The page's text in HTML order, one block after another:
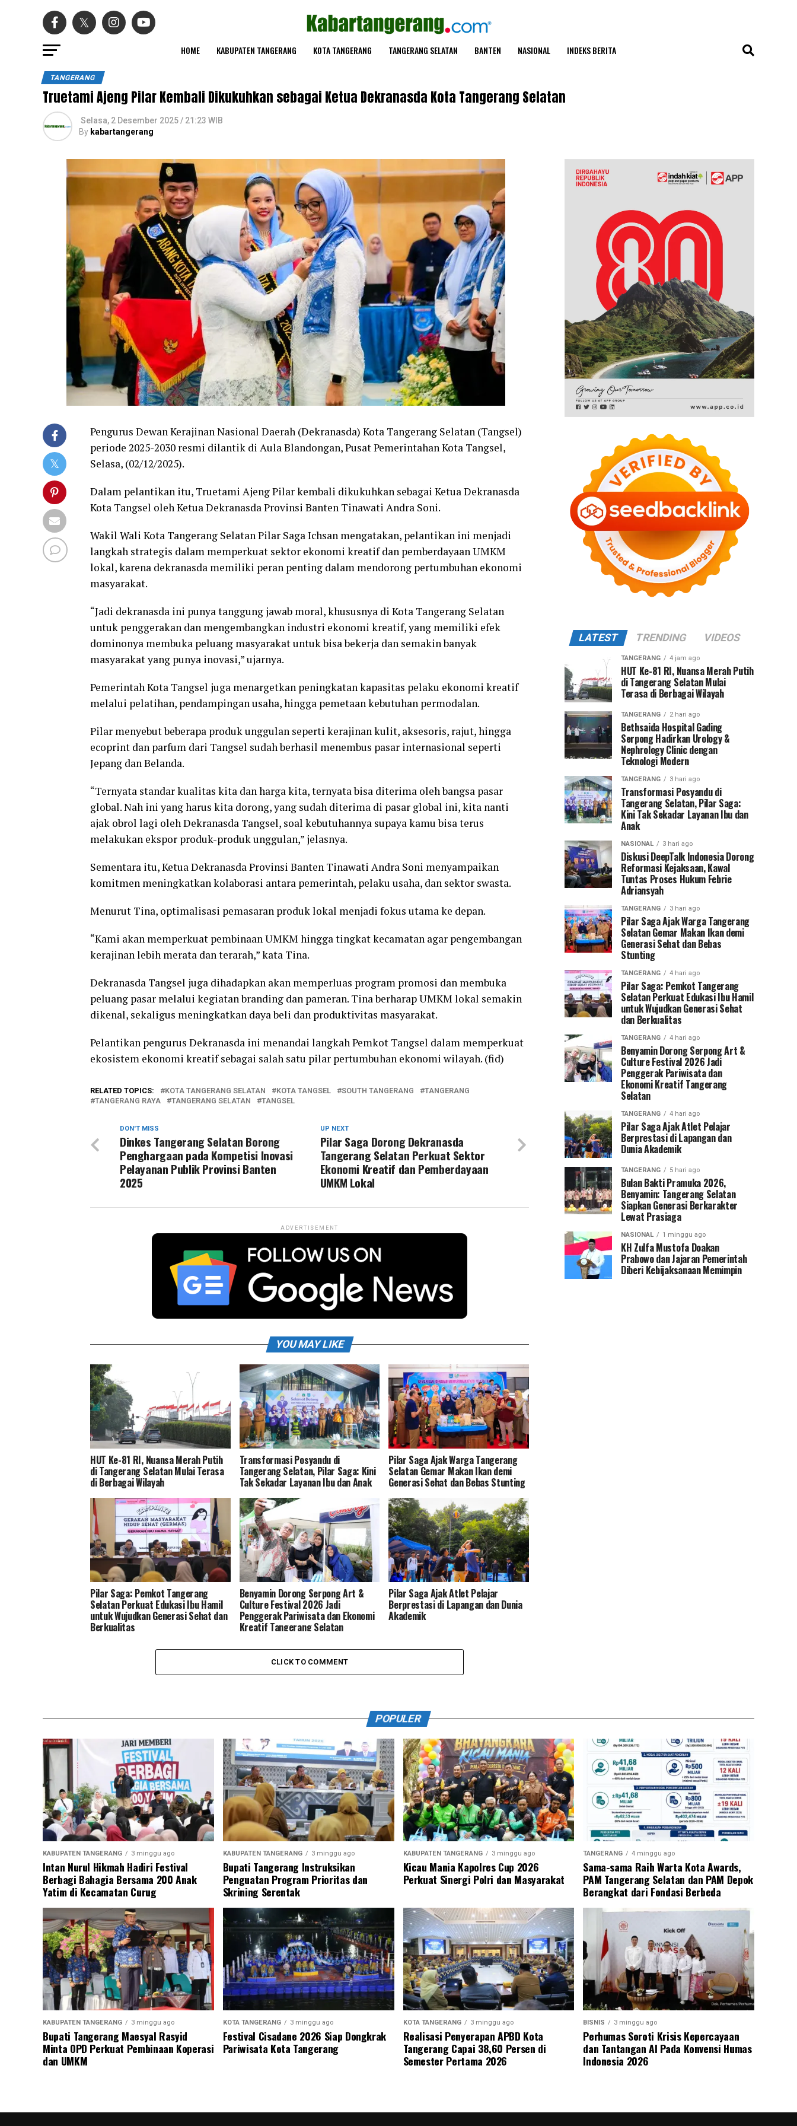
HOME KABUPATEN TANGERANG KOTA TANGERANG TANGERANG SELATAN BANTEN NASIONAL INDEKS BERITA
TANGERANG
Truetami Ajeng Pilar Kembali Dikukuhkan sebagai Ketua Dekranasda Kota Tangerang Selatan
Selasa, 2 Desember 2025 / 21:23 WIB
By kabartangerang
Pengurus Dewan Kerajinan Nasional Daerah (Dekranasda) Kota Tangerang Selatan (Tangsel)
periode 2025-2030 resmi dilantik di Aula Blandongan, Pusat Pemerintahan Kota Tangsel,
Selasa, (02/12/2025).
Dalam pelantikan itu, Truetami Ajeng Pilar kembali dikukuhkan sebagai Ketua Dekranasda
Kota Tangsel oleh Ketua Dekranasda Provinsi Banten Tinawati Andra Soni.
Wakil Wali Kota Tangerang Selatan Pilar Saga Ichsan mengatakan, pelantikan ini menjadi
langkah strategis dalam memperkuat sektor ekonomi kreatif dan pemberdayaan UMKM
lokal, karena dekranasda memiliki peran penting dalam mendorong pertumbuhan ekonomi
masyarakat.
“Jadi dekranasda ini punya tanggung jawab moral, khususnya di Kota Tangerang Selatan
untuk penggerakan dan mengembangkan industri ekonomi kreatif, yang memiliki efek
dominonya membuka peluang masyarakat untuk bisa bekerja dan semakin banyak
masyarakat yang punya inovasi,” ujarnya.
Pemerintah Kota Tangsel juga menargetkan peningkatan kapasitas pelaku ekonomi kreatif
melalui pelatihan, pendampingan usaha, hingga pemetaan kebutuhan permodalan.
Pilar menyebut beberapa produk unggulan seperti kerajinan kulit, aksesoris, rajut, hingga
ecoprint dan parfum dari Tangsel sudah berhasil menembus pasar internasional seperti
Jepang dan Belanda.
“Ternyata standar kualitas kita dan harga kita, ternyata bisa diterima oleh bangsa pasar
global. Nah ini yang harus kita dorong, yang sudah diterima di pasar global ini, kita nanti
ajak obrol lagi oleh Dekranasda Tangsel, soal kebutuhannya supaya kamu bisa terus
melakukan ekspor produk-produk unggulan,” jelasnya.
Sementara itu, Ketua Dekranasda Provinsi Banten Tinawati Andra Soni menyampaikan
komitmen meningkatkan kolaborasi antara pemerintah, pelaku usaha, dan sektor swasta.
Menurut Tina, optimalisasi pemasaran produk lokal menjadi fokus utama ke depan.
“Kami akan memperkuat pembinaan UMKM hingga tingkat kecamatan agar pengembangan
kerajinan lebih merata dan terarah,” kata Tina.
Dekranasda Tangsel juga dihadapkan akan memperluas program promosi dan membuka
peluang pasar melalui kegiatan branding dan pameran. Tina berharap UMKM lokal semakin
dikenal, sekaligus meningkatkan daya beli dan produktivitas masyarakat.
Pelantikan pengurus Dekranasda ini menandai langkah Pemkot Tangsel dalam memperkuat
ekosistem ekonomi kreatif sebagai salah satu pilar pertumbuhan ekonomi wilayah. (fid)
RELATED TOPICS: KOTA TANGERANG SELATAN KOTA TANGSEL SOUTH TANGERANG
TANGERANG
TANGERANG RAYA
TANGERANG SELATAN TANGSEL
UP NEXT
Pilar Saga Dorong Dekranasda
Tangerang Selatan Perkuat Sektor
Ekonomi Kreatif dan Pemberdayaan
UMKM Lokal
DON'T MISS
Dinkes Tangerang Selatan Borong
Penghargaan pada Kompetisi Inovasi
Pelayanan Publik Provinsi Banten
2025
ADVERTISEMENT
YOU MAY LIKE
HUT Ke-81 RI, Nuansa Merah Putih
di Tangerang Selatan Mulai Terasa
di Berbagai Wilayah
Transformasi Posyandu di
Tangerang Selatan, Pilar Saga: Kini
Tak Sekadar Layanan Ibu dan Anak
Pilar Saga Ajak Warga Tangerang
Selatan Gemar Makan Ikan demi
Generasi Sehat dan Bebas Stunting
Pilar Saga: Pemkot Tangerang
Selatan Perkuat Edukasi Ibu Hamil
untuk Wujudkan Generasi Sehat dan
Berkualitas
Benyamin Dorong Serpong Art &
Culture Festival 2026 Jadi
Penggerak Pariwisata dan Ekonomi
Kreatif Tangerang Selatan
Pilar Saga Ajak Atlet Pelajar
Berprestasi di Lapangan dan Dunia
Akademik
CLICK TO COMMENT
LATEST TRENDING VIDEOS
TANGERANG 4 jam ago
HUT Ke-81 RI, Nuansa Merah Putih
di Tangerang Selatan Mulai
Terasa di Berbagai Wilayah
TANGERANG 2 hari ago
Bethsaida Hospital Gading
Serpong Hadirkan Urology &
Nephrology Clinic dengan
Teknologi Modern
TANGERANG 3 hari ago
Transformasi Posyandu di
Tangerang Selatan, Pilar Saga:
Kini Tak Sekadar Layanan Ibu dan
Anak
NASIONAL 3 hari ago
Diskusi DeepTalk Indonesia Dorong
Reformasi Kejaksaan, Kawal
Tuntas Proses Hukum Febrie
Adriansyah
TANGERANG 3 hari ago
Pilar Saga Ajak Warga Tangerang
Selatan Gemar Makan Ikan demi
Generasi Sehat dan Bebas
Stunting
TANGERANG 4 hari ago
Pilar Saga: Pemkot Tangerang
Selatan Perkuat Edukasi Ibu Hamil
untuk Wujudkan Generasi Sehat
dan Berkualitas
TANGERANG 4 hari ago
Benyamin Dorong Serpong Art &
Culture Festival 2026 Jadi
Penggerak Pariwisata dan
Ekonomi Kreatif Tangerang
Selatan
TANGERANG 4 hari ago
Pilar Saga Ajak Atlet Pelajar
Berprestasi di Lapangan dan
Dunia Akademik
TANGERANG 5 hari ago
Bulan Bakti Pramuka 2026,
Benyamin: Tangerang Selatan
Siapkan Generasi Berkarakter
Lewat Prasiaga
NASIONAL 1 minggu ago
KH Zulfa Mustofa Doakan
Prabowo dan Jajaran Pemerintah
Diberi Kebijaksanaan Memimpin
POPULER
KABUPATEN TANGERANG 3 minggu ago
Intan Nurul Hikmah Hadiri Festival
Berbagi Bahagia Bersama 200 Anak
Yatim di Kecamatan Curug
KABUPATEN TANGERANG 3 minggu ago
Bupati Tangerang Instruksikan
Penguatan Program Prioritas dan
Skrining Serentak
KABUPATEN TANGERANG 3 minggu ago
Kicau Mania Kapolres Cup 2026
Perkuat Sinergi Polri dan Masyarakat
TANGERANG 4 minggu ago
Sama-sama Raih Warta Kota Awards,
PAM Tangerang Selatan dan PAM Depok
Berangkat dari Fondasi Berbeda
KABUPATEN TANGERANG 3 minggu ago
Bupati Tangerang Maesyal Rasyid
Minta OPD Perkuat Pembinaan Koperasi
dan UMKM
KOTA TANGERANG 3 minggu ago
Festival Cisadane 2026 Siap Dongkrak
Pariwisata Kota Tangerang
KOTA TANGERANG 3 minggu ago
Realisasi Penyerapan APBD Kota
Tangerang Capai 38,60 Persen di
Semester Pertama 2026
BISNIS 3 minggu ago
Perhumas Soroti Krisis Kepercayaan
dan Tantangan AI Pada Konvensi Humas
Indonesia 2026